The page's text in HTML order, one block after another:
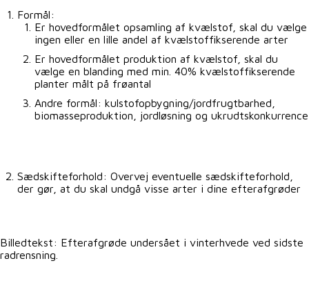
Formål:
Er hovedformålet opsamling af kvælstof, skal du vælge
ingen eller en lille andel af kvælstoffikserende arter
Er hovedformålet produktion af kvælstof, skal du
vælge en blanding med min. 40% kvælstoffikserende
planter målt på frøantal
Andre formål: kulstofopbygning/jordfrugtbarhed,
biomasseproduktion, jordløsning og ukrudtskonkurrence
Sædskifteforhold: Overvej eventuelle sædskifteforhold,
der gør, at du skal undgå visse arter i dine efterafgrøder
Billedtekst: Efterafgrøde undersået i vinterhvede ved sidste
radrensning.